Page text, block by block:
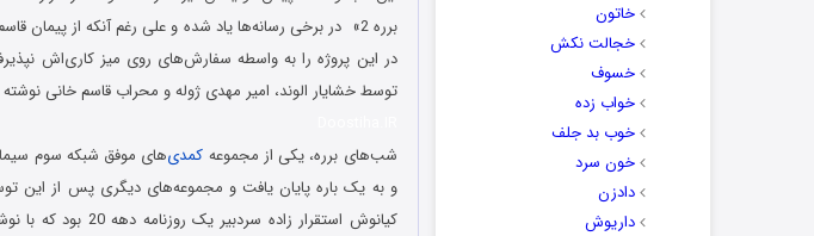
خاتون
خجالت نکش
خسوف
خواب زده
خوب بد جلف
خون سرد
دادزن
داریوش
برره 2» در برخی رسانه‌ها یاد شده و علی رغم آنکه از
در این پروژه را به واسطه سفارش‌های روی میز کاری‌اش
توسط خشايار الوند، امير مهدی ژوله و محراب قاسم خانی
شب‌های برره، یکی از مجموعه‌ کمدی
و به یک باره پایان یافت و مجموعه‌های دیگری پس از این
کیانوش استقرار